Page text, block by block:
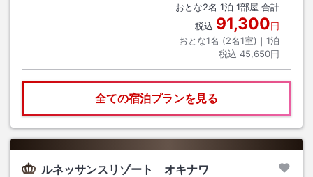
おとな2名 1泊 1部屋 合計
税込 91,300円
おとな1名 (2名1室)｜ 1泊
税込 45,650円
全ての宿泊プランを見る
ルネッサンスリゾート オキナワ